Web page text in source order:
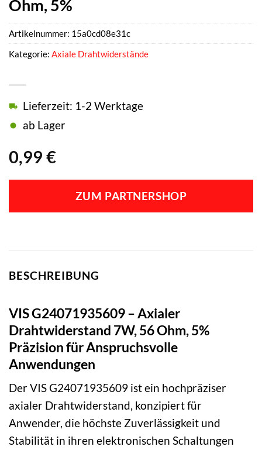
Ohm, 5%
0,99 €
Lieferzeit: 1-2 Werktage
ab Lager
ZUM PARTNERSHOP
Artikelnummer: 15a0cd08e31c
Kategorie: Axiale Drahtwiderstände
BESCHREIBUNG
VIS G24071935609 – Axialer
Drahtwiderstand 7W, 56 Ohm, 5%
Präzision für Anspruchsvolle
Anwendungen
Der VIS G24071935609 ist ein hochpräziser
axialer Drahtwiderstand, konzipiert für
Anwender, die höchste Zuverlässigkeit und
Stabilität in ihren elektronischen Schaltungen